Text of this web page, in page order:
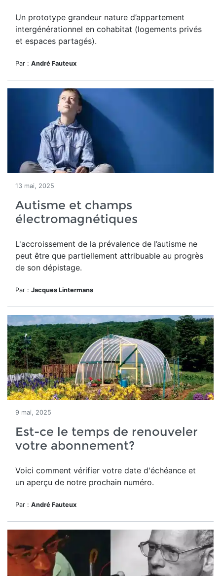
Un prototype grandeur nature d’appartement
intergénérationnel en cohabitat (logements privés
et espaces partagés).
Par : André Fauteux
13 mai, 2025
Autisme et champs
électromagnétiques
L'accroissement de la prévalence de l’autisme ne
peut être que partiellement attribuable au progrès
de son dépistage.
Par : Jacques Lintermans
9 mai, 2025
Est-ce le temps de renouveler
votre abonnement?
Voici comment vérifier votre date d'échéance et
un aperçu de notre prochain numéro.
Par : André Fauteux